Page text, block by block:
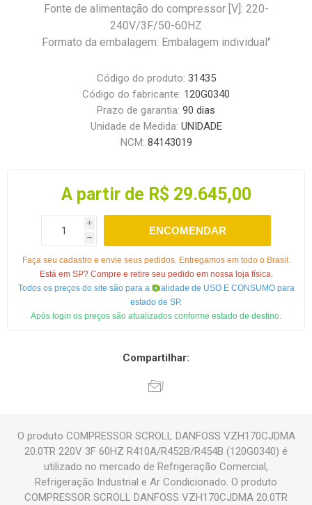
Fonte de alimentação do compressor [V]: 220-
240V/3F/50-60HZ
Formato da embalagem: Embalagem individual"
Código do produto: 31435
Código do fabricante: 120G0340
Prazo de garantia: 90 dias
Unidade de Medida: UNIDADE
NCM: 84143019
A partir de R$ 29.645,00
i
h
ENCOMENDAR
Faça seu cadastro e envie seus pedidos. Entregamos em todo o Brasil.
Está em SP? Compre e retire seu pedido em nossa loja física.
Todos os preços do site são para a finalidade de USO E CONSUMO para
estado de SP.
Após login os preços são atualizados conforme estado de destino.
Compartilhar:
O produto COMPRESSOR SCROLL DANFOSS VZH170CJDMA
20.0TR 220V 3F 60HZ R410A/R452B/R454B (120G0340) é
utilizado no mercado de Refrigeração Comercial,
Refrigeração Industrial e Ar Condicionado. O produto
COMPRESSOR SCROLL DANFOSS VZH170CJDMA 20.0TR